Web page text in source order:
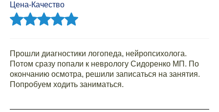
Цена-Качество
Прошли диагностики логопеда, нейропсихолога.
Потом сразу попали к неврологу Сидоренко МП. По
окончанию осмотра, решили записаться на занятия.
Попробуем ходить заниматься.